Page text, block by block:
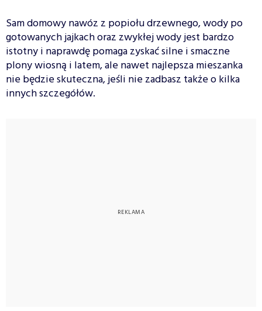
Sam domowy nawóz z popiołu drzewnego, wody po
gotowanych jajkach oraz zwykłej wody jest bardzo
istotny i naprawdę pomaga zyskać silne i smaczne
plony wiosną i latem, ale nawet najlepsza mieszanka
nie będzie skuteczna, jeśli nie zadbasz także o kilka
innych szczegółów.